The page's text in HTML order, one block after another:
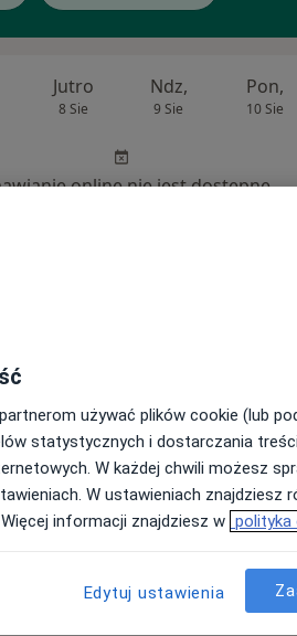
Jutro
8 Sie
Ndz,
9 Sie
Pon,
10 Sie
online nie jest dostępne
Jutro
8 Sie
Ndz,
9 Sie
Pon,
10 Sie
online nie jest dostępne
używać plików cookie (lub
statystycznych i dostarczania
W każdej chwili możesz
W ustawieniach znajdziesz
informacji znajdziesz w polityka
Edytuj ustawienia